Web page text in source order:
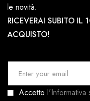
le novità.
RICEVERAI SUBITO IL
ACQUISTO!
c
Accetto l'Informativa